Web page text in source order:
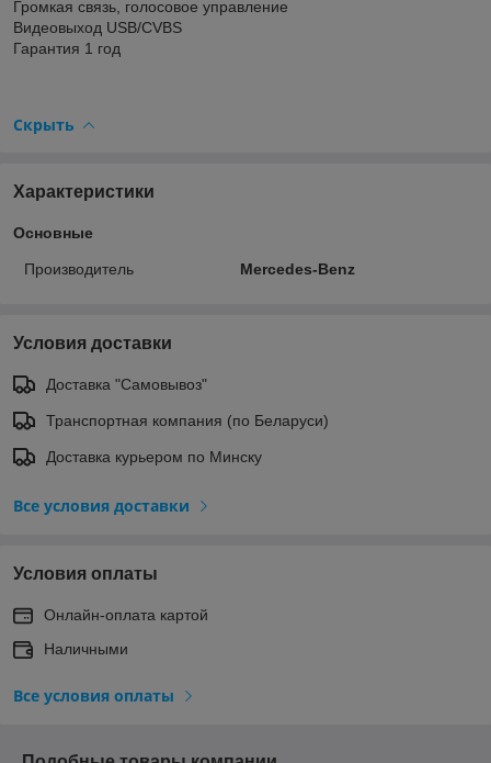
Громкая связь, голосовое управление
Видеовыход USB/CVBS
Гарантия 1 год
Скрыть
Характеристики
Основные
Производитель Mercedes-Benz
Условия доставки
Доставка "Самовывоз"
Транспортная компания (по Беларуси)
Доставка курьером по Минску
Все условия доставки
Условия оплаты
Онлайн-оплата картой
Наличными
Все условия оплаты